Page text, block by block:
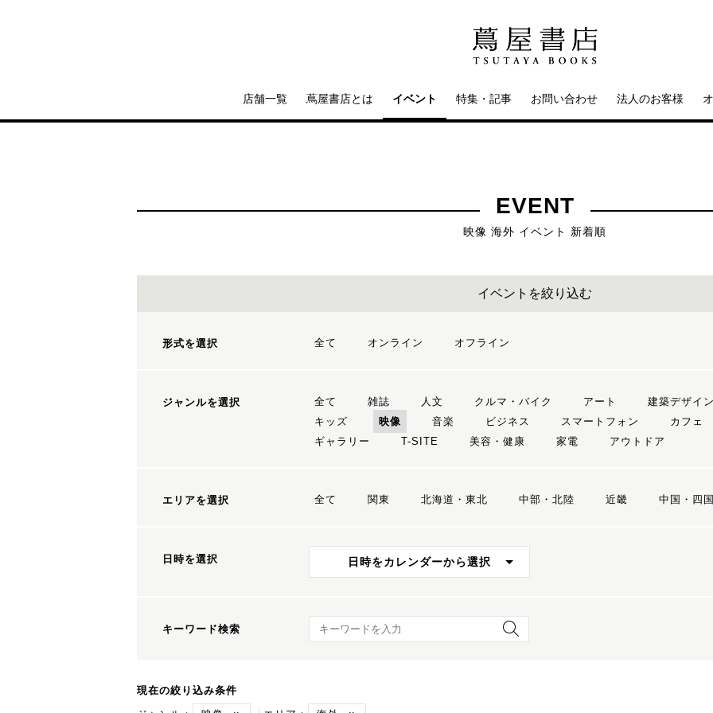
店舗一覧 蔦屋書店とは イベント 特集・記事 お問い合わせ 法人のお客様
EVENT
映像 海外 イベント 新着順
イベントを絞り込む
形式を選択 全て オンライン オフライン
ジャンルを選択 全て 雑誌 人文 クルマ・バイク アート 建築デザイン
キッズ
映像 音楽 ビジネス スマートフォン カフェ
ギャラリー
T-SITE 美容・健康 家電 アウトドア
エリアを選択 全て 関東 北海道・東北 中部・北陸 近畿 中国・四国
日時を選択 日時をカレンダーから選択
キーワード検索 キーワード検索
現在の絞り込み条件